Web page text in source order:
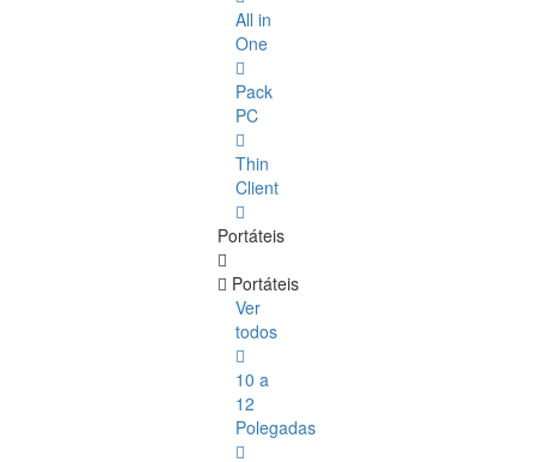
All in
One
Pack
PC
Thin
Client
Portáteis
Portáteis
Ver
todos
10 a
12
Polegadas